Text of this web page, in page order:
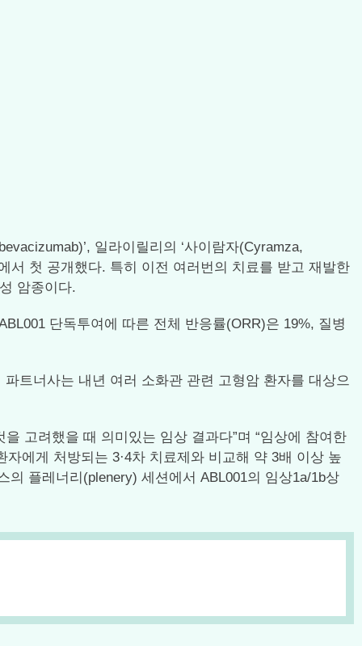
일라이릴리의 ‘사이람자(Cyramza,
서 첫 공개했다. 특히 이전 여러번의 치료를 받고 재발한
암종이다.
단독투여에 따른 전체 반응률(ORR)은 19%, 질병
트너사는 내년 여러 소화관 관련 고형암 환자를 대상으
고려했을 때 의미있는 임상 결과다”며 “임상에 참여한
에게 처방되는 3·4차 치료제와 비교해 약 3배 이상 높
플레너리(plenery) 세션에서 ABL001의 임상1a/1b상